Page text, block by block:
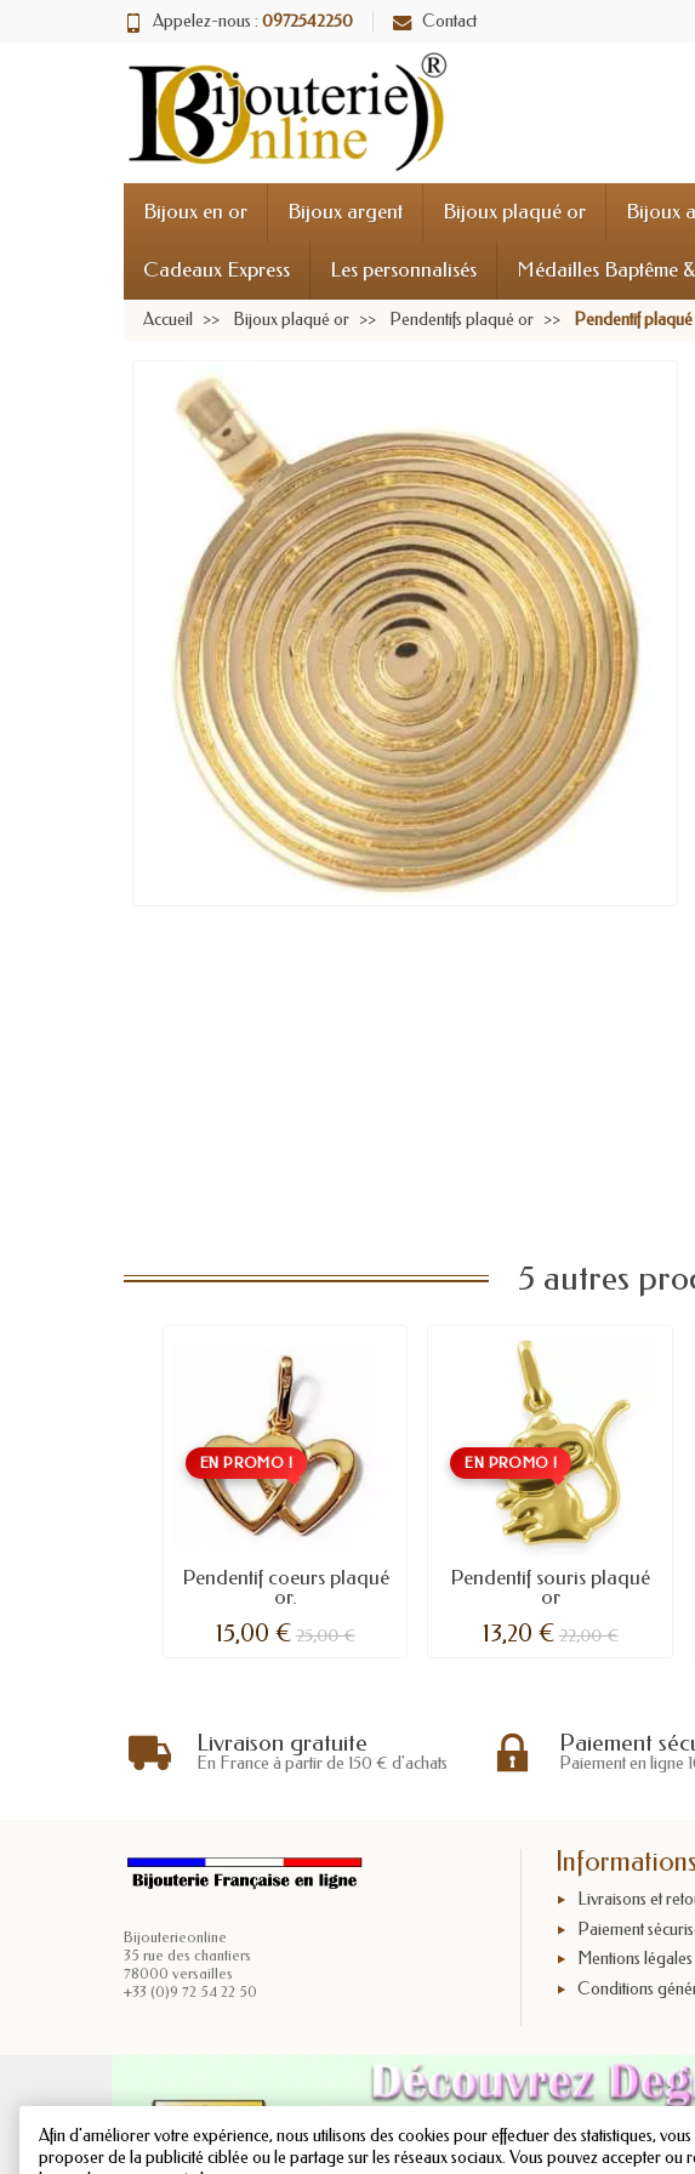
Appelez-nous : 0972542250 Contact
Bijoux en or Bijoux argent Bijoux plaqué or Bijoux
Cadeaux Express Les personnalisés Médailles Baptême
Accueil Bijoux plaqué or Pendentifs plaqué or Pendentif
5 autres
EN PROMO !
Pendentif coeurs plaqué
or.
15,00 € 25,00 €
EN PROMO !
Pendentif souris plaqué
or
13,20 €22,00 €
Livraison gratuite
En France à partir de 150 € d'achats
Paiement
Paiement en ligne
Bijouterieonline
35 rue des chantiers
78000 versailles
+33 (0)9 72 54 22 50
Livraisons et
Paiement
Mentions légales
Conditions
Afin d'améliorer votre expérience, nous utilisons des cookies pour effectuer des statistiques, vous
proposer de la publicité ciblée ou le partage sur les réseaux sociaux. Vous pouvez accepter ou